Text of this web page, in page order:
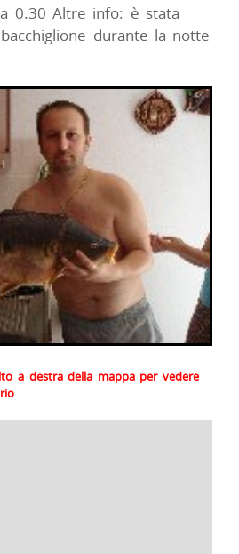
0.30 Altre info: è stata
durante la notte
a destra della mappa per vedere